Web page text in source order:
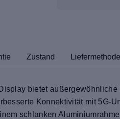
Zustand Liefermethode
bietet
Konnektivität mit 5G-
schlanken